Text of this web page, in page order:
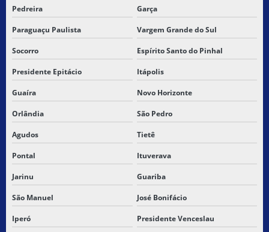
TRANSPORTADORA DE SP PARA SÃO LUIS MARANHÃO
TRANSPORTADORA TERESINA
TRANSPORTADORA PARA TERESINA PI
TRANSPORTADORAS PARA PIAUI
TRANSPORTE DE CARGA QUIMICA
TRANSPORTE DE CARGAS
TRANSPORTE DE CARGAS E COMMERCE
TRANSPORTE DE CARGAS CUSTO
Pedreira Garça
Paraguaçu Paulista Vargem Grande do Sul
Socorro Espírito Santo do Pinhal
Presidente Epitácio Itápolis
Guaíra Novo Horizonte
Orlândia São Pedro
Agudos Tietê
Pontal Ituverava
Jarinu Guariba
São Manuel José Bonifácio
Iperó Presidente Venceslau